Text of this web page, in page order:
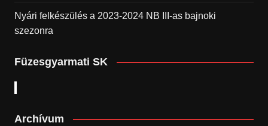
Nyári felkészülés a 2023-2024 NB III-as bajnoki
szezonra
Füzesgyarmati SK
Archívum